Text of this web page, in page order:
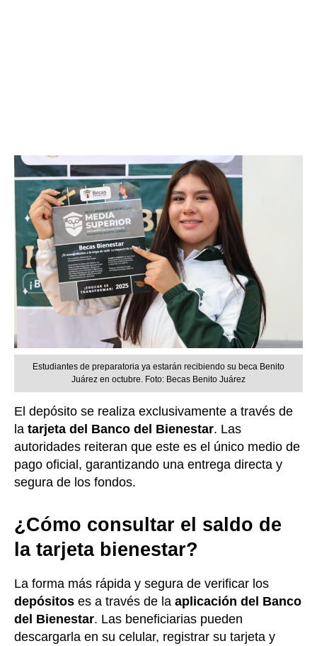
Estudiantes de preparatoria ya estarán recibiendo su beca Benito
Juárez en octubre. Foto: Becas Benito Juárez
El depósito se realiza exclusivamente a través de
la tarjeta del Banco del Bienestar. Las
autoridades reiteran que este es el único medio de
pago oficial, garantizando una entrega directa y
segura de los fondos.
¿Cómo consultar el saldo de
la tarjeta bienestar?
La forma más rápida y segura de verificar los
depósitos es a través de la aplicación del Banco
del Bienestar. Las beneficiarias pueden
descargarla en su celular, registrar su tarjeta y